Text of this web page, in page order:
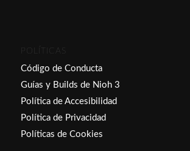
POLÍTICAS
Código de Conducta
Guías y Builds de Nioh 3
Política de Accesibilidad
Política de Privacidad
Políticas de Cookies